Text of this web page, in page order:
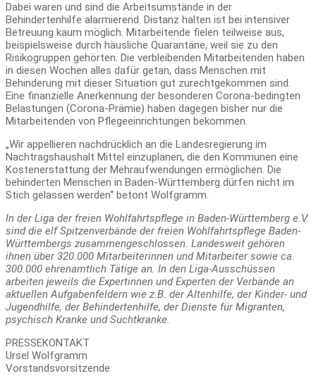
Dabei waren und sind die Arbeitsumstände in der
Behindertenhilfe alarmierend. Distanz halten ist bei intensiver
Betreuung kaum möglich. Mitarbeitende fielen teilweise aus,
beispielsweise durch häusliche Quarantäne, weil sie zu den
Risikogruppen gehörten. Die verbleibenden Mitarbeitenden haben
in diesen Wochen alles dafür getan, dass Menschen mit
Behinderung mit dieser Situation gut zurechtgekommen sind.
Eine finanzielle Anerkennung der besonderen Corona-bedingten
Belastungen (Corona-Prämie) haben dagegen bisher nur die
Mitarbeitenden von Pflegeeinrichtungen bekommen.
„Wir appellieren nachdrücklich an die Landesregierung im
Nachtragshaushalt Mittel einzuplanen, die den Kommunen eine
Kostenerstattung der Mehraufwendungen ermöglichen. Die
behinderten Menschen in Baden-Württemberg dürfen nicht im
Stich gelassen werden“ betont Wolfgramm.
In der Liga der freien Wohlfahrtspflege in Baden-Württemberg e.V.
sind die elf Spitzenverbände der freien Wohlfahrtspflege Baden-
Württembergs zusammengeschlossen. Landesweit gehören
ihnen über 320.000 Mitarbeiterinnen und Mitarbeiter sowie ca.
300.000 ehrenamtlich Tätige an. In den Liga-Ausschüssen
arbeiten jeweils die Expertinnen und Experten der Verbände an
aktuellen Aufgabenfeldern wie z.B. der Altenhilfe, der Kinder- und
Jugendhilfe, der Behindertenhilfe, der Dienste für Migranten,
psychisch Kranke und Suchtkranke.
PRESSEKONTAKT
Ursel Wolfgramm
Vorstandsvorsitzende